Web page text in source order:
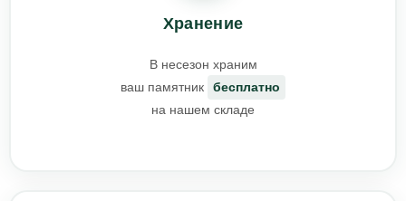
Хранение
В несезон храним
ваш памятник
бесплатно
на нашем складе